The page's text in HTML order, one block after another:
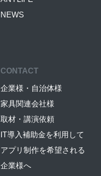
NEWS
CONTACT
企業様・自治体様
家具関連会社様
取材・講演依頼
IT導入補助金を利用して
アプリ制作を希望される
企業様へ